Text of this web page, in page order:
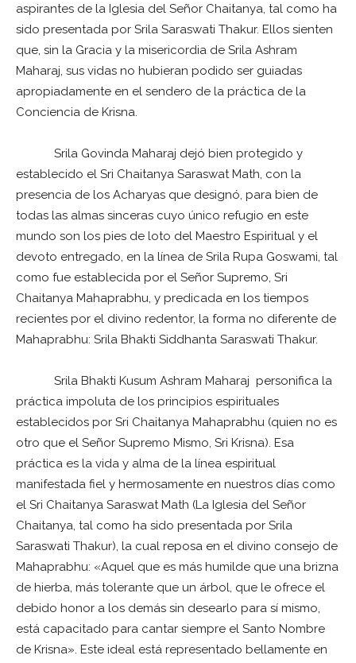
aspirantes de la Iglesia del Señor Chaitanya, tal como ha
sido presentada por Srila Saraswati Thakur. Ellos sienten
que, sin la Gracia y la misericordia de Srila Ashram
Maharaj, sus vidas no hubieran podido ser guiadas
apropiadamente en el sendero de la práctica de la
Conciencia de Krisna.
Srila Govinda Maharaj dejó bien protegido y
establecido el Sri Chaitanya Saraswat Math, con la
presencia de los Acharyas que designó, para bien de
todas las almas sinceras cuyo único refugio en este
mundo son los pies de loto del Maestro Espiritual y el
devoto entregado, en la línea de Srila Rupa Goswami, tal
como fue establecida por el Señor Supremo, Sri
Chaitanya Mahaprabhu, y predicada en los tiempos
recientes por el divino redentor, la forma no diferente de
Mahaprabhu: Srila Bhakti Siddhanta Saraswati Thakur.
Srila Bhakti Kusum Ashram Maharaj personifica la
práctica impoluta de los principios espirituales
establecidos por Sri Chaitanya Mahaprabhu (quien no es
otro que el Señor Supremo Mismo, Sri Krisna). Esa
práctica es la vida y alma de la línea espiritual
manifestada fiel y hermosamente en nuestros días como
el Sri Chaitanya Saraswat Math (La Iglesia del Señor
Chaitanya, tal como ha sido presentada por Srila
Saraswati Thakur), la cual reposa en el divino consejo de
Mahaprabhu: «Aquel que es más humilde que una brizna
de hierba, más tolerante que un árbol, que le ofrece el
debido honor a los demás sin desearlo para sí mismo,
está capacitado para cantar siempre el Santo Nombre
de Krisna». Este ideal está representado bellamente en